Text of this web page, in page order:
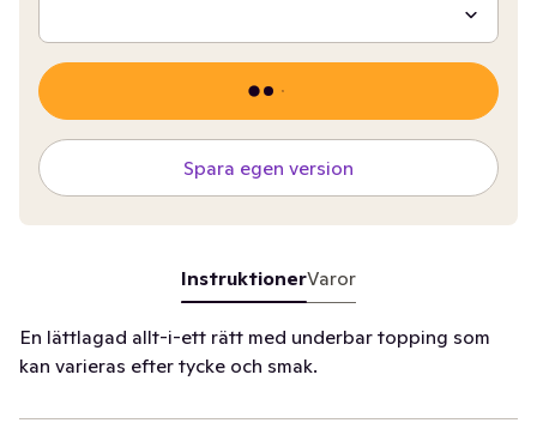
Spara egen version
InstruktionerVaror
En lättlagad allt-i-ett rätt med underbar topping som
kan varieras efter tycke och smak.